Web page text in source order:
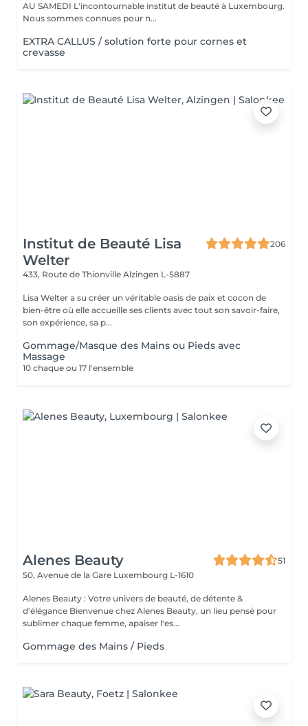
AU SAMEDI L'incontournable institut de beauté à Luxembourg.
Nous sommes connues pour n...
EXTRA CALLUS / solution forte pour cornes et
crevasse
Institut de Beauté Lisa
Welter
206
433, Route de Thionville Alzingen L-5887
Lisa Welter a su créer un véritable oasis de paix et cocon de
bien-être où elle accueille ses clients avec tout son savoir-faire,
son expérience, sa p...
Gommage/Masque des Mains ou Pieds avec
Massage
10 chaque ou 17 l'ensemble
Alenes Beauty
51
50, Avenue de la Gare Luxembourg L-1610
Alenes Beauty : Votre univers de beauté, de détente &
d'élégance Bienvenue chez Alenes Beauty, un lieu pensé pour
sublimer chaque femme, apaiser l'es...
Gommage des Mains / Pieds